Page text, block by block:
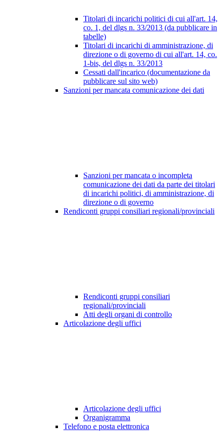
Titolari di incarichi politici di cui all'art. 14,
co. 1, del dlgs n. 33/2013 (da pubblicare in
tabelle)
Titolari di incarichi di amministrazione, di
direzione o di governo di cui all'art. 14, co.
1-bis, del dlgs n. 33/2013
Cessati dall'incarico (documentazione da
pubblicare sul sito web)
Sanzioni per mancata comunicazione dei dati
Sanzioni per mancata o incompleta
comunicazione dei dati da parte dei titolari
di incarichi politici, di amministrazione, di
direzione o di governo
Rendiconti gruppi consiliari regionali/provinciali
Rendiconti gruppi consiliari
regionali/provinciali
Atti degli organi di controllo
Articolazione degli uffici
Articolazione degli uffici
Organigramma
Telefono e posta elettronica